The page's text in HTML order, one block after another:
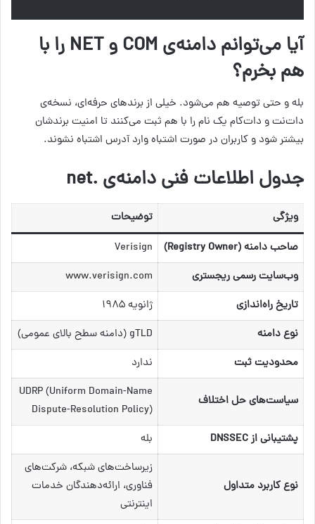
آیا می‌توانم دامنه‌ی COM و NET را با
هم بخرم؟
بله و حتی توصیه هم می‌شود. خیلی از برندهای حرفه‌ای، نسخه‌ی
دات‌نت و دات‌کام یک نام را با هم ثبت می‌کنند تا امنیت برندشان
بیشتر شود و کاربران در صورت اشتباه وارد آدرس اشتباه نشوند.
جدول اطلاعات فنی دامنه‌ی .net
ویژگی
توضیحات
صاحب دامنه (Registry Owner)
Verisign
وب‌سایت رسمی ریجستری
www.verisign.com
تاریخ راه‌اندازی
ژانویه ۱۹۸۵
نوع دامنه
gTLD (دامنه سطح بالای عمومی)
محدودیت ثبت
ندارد
سیاست‌های حل اختلاف
UDRP (Uniform Domain-Name
Dispute-Resolution Policy)
پشتیبانی از DNSSEC
بله
نوع کاربرد متداول
زیرساخت‌های شبکه، شرکت‌های
فناوری، ارائه‌دهندگان خدمات
اینترنتی